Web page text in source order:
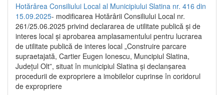
Hotărârea Consiliului Local al Municipiului Slatina nr. 416 din
15.09.2025- modificarea Hotărârii Consiliului Local nr.
261/25.06.2025 privind declararea de utilitate publică și de
interes local și aprobarea amplasamentului pentru lucrarea
de utilitate publică de interes local „Construire parcare
supraetajată, Cartier Eugen Ionescu, Muncipiul Slatina,
Județul Olt”, situat în municipiul Slatina și declanșarea
procedurii de expropriere a imobilelor cuprinse în coridorul
de expropriere